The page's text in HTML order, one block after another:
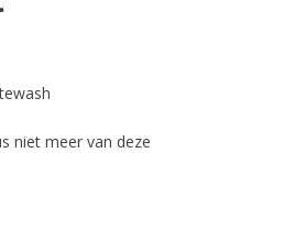
niet meer van deze